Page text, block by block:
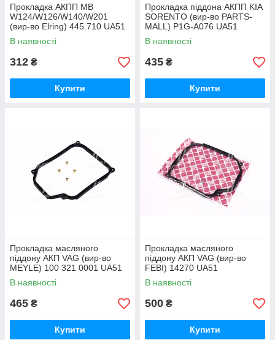
Прокладка АКПП MB
W124/W126/W140/W201
(вир-во Elring) 445.710 UA51
В наявності
312 ₴
Купити
Прокладка піддона АКПП KIA
SORENTO (вир-во PARTS-
MALL) P1G-A076 UA51
В наявності
435 ₴
Купити
Прокладка масляного
піддону АКП VAG (вир-во
MEYLE) 100 321 0001 UA51
В наявності
465 ₴
Купити
Прокладка масляного
піддону АКП VAG (вир-во
FEBI) 14270 UA51
В наявності
500 ₴
Купити